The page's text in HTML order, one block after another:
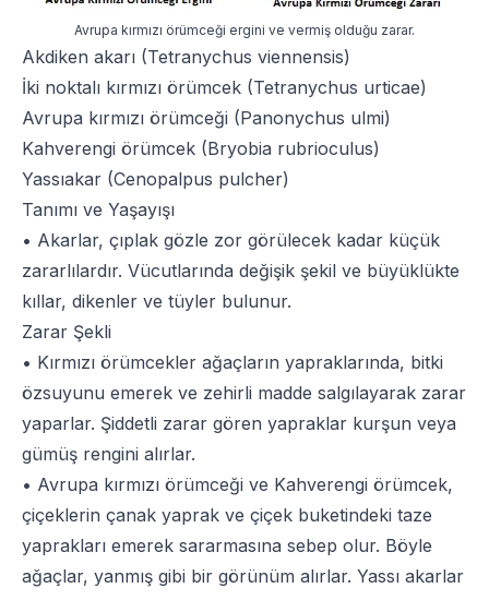
Avrupa kırmızı örümceği ergini ve vermiş olduğu zarar.
Akdiken akarı (Tetranychus viennensis)
İki noktalı kırmızı örümcek (Tetranychus urticae)
Avrupa kırmızı örümceği (Panonychus ulmi)
Kahverengi örümcek (Bryobia rubrioculus)
Yassıakar (Cenopalpus pulcher)
Tanımı ve Yaşayışı
• Akarlar, çıplak gözle zor görülecek kadar küçük
zararlılardır. Vücutlarında değişik şekil ve büyüklükte
kıllar, dikenler ve tüyler bulunur.
Zarar Şekli
• Kırmızı örümcekler ağaçların yapraklarında, bitki
özsuyunu emerek ve zehirli madde salgılayarak zarar
yaparlar. Şiddetli zarar gören yapraklar kurşun veya
gümüş rengini alırlar.
• Avrupa kırmızı örümceği ve Kahverengi örümcek,
çiçeklerin çanak yaprak ve çiçek buketindeki taze
yaprakları emerek sararmasına sebep olur. Böyle
ağaçlar, yanmış gibi bir görünüm alırlar. Yassı akarlar